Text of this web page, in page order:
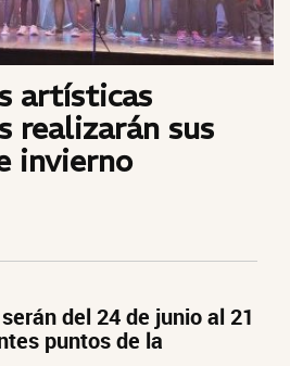
artísticas
realizarán sus
invierno
del 24 de junio al 21
puntos de la